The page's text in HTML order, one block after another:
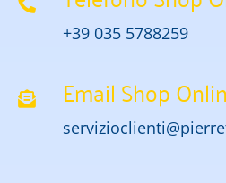
+39 035 5788259
Email Shop